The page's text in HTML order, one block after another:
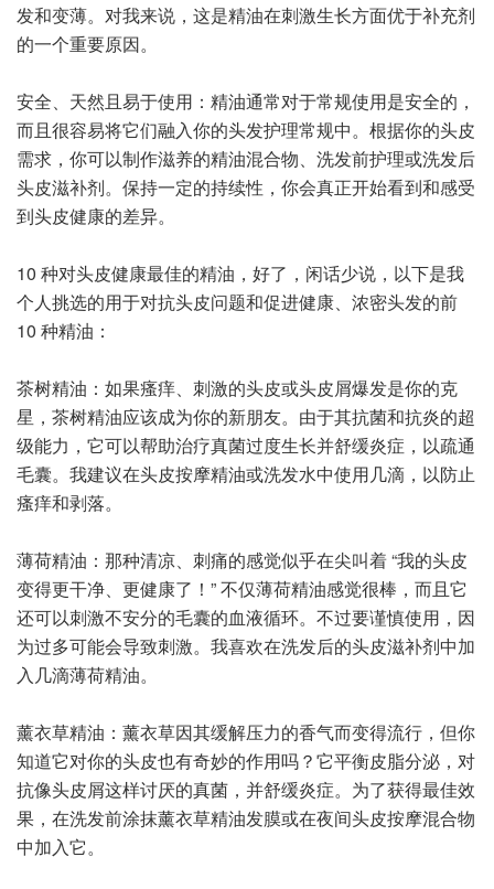
发和变薄。对我来说，这是精油在刺激生长方面优于补充剂
的一个重要原因。
安全、天然且易于使用：精油通常对于常规使用是安全的，
而且很容易将它们融入你的头发护理常规中。根据你的头皮
需求，你可以制作滋养的精油混合物、洗发前护理或洗发后
头皮滋补剂。保持一定的持续性，你会真正开始看到和感受
到头皮健康的差异。
10 种对头皮健康最佳的精油，好了，闲话少说，以下是我
个人挑选的用于对抗头皮问题和促进健康、浓密头发的前
10 种精油：
茶树精油：如果瘙痒、刺激的头皮或头皮屑爆发是你的克
星，茶树精油应该成为你的新朋友。由于其抗菌和抗炎的超
级能力，它可以帮助治疗真菌过度生长并舒缓炎症，以疏通
毛囊。我建议在头皮按摩精油或洗发水中使用几滴，以防止
瘙痒和剥落。
薄荷精油：那种清凉、刺痛的感觉似乎在尖叫着 “我的头皮
变得更干净、更健康了！” 不仅薄荷精油感觉很棒，而且它
还可以刺激不安分的毛囊的血液循环。不过要谨慎使用，因
为过多可能会导致刺激。我喜欢在洗发后的头皮滋补剂中加
入几滴薄荷精油。
薰衣草精油：薰衣草因其缓解压力的香气而变得流行，但你
知道它对你的头皮也有奇妙的作用吗？它平衡皮脂分泌，对
抗像头皮屑这样讨厌的真菌，并舒缓炎症。为了获得最佳效
果，在洗发前涂抹薰衣草精油发膜或在夜间头皮按摩混合物
中加入它。